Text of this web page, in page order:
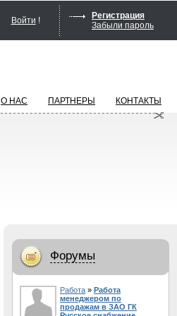
Войти !
Регистрация
Забыли пароль
О НАС ПАРТНЕРЫ КОНТАКТЫ
Форумы
Работа » Работа
менеджером по
продажам в ЗАО ГК